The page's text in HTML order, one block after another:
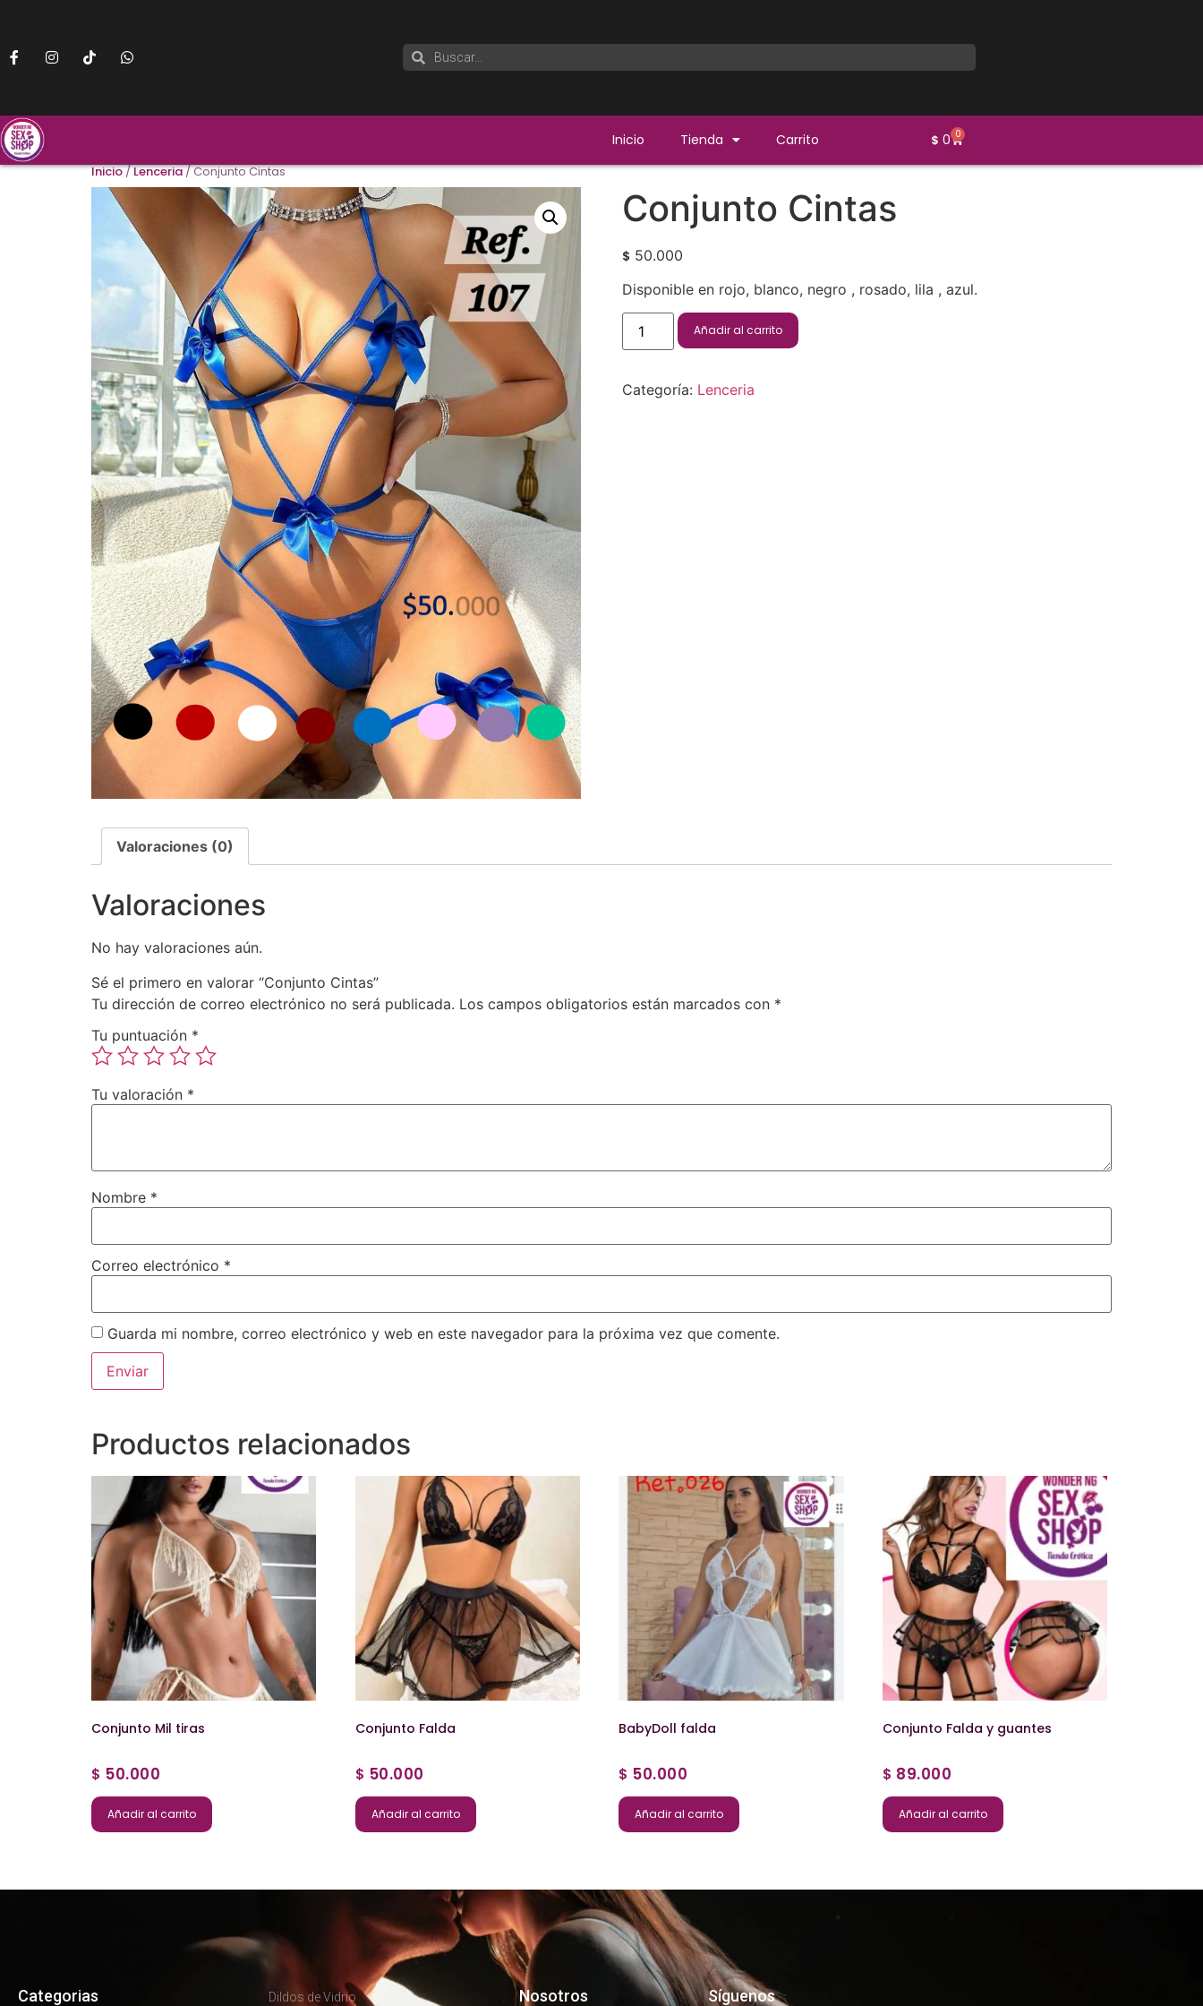
Inicio Tienda Carrito $ 0 0
Inicio/Lenceria/ Conjunto Cintas
Conjunto Cintas
$ 50.000
Disponible en rojo, blanco, negro , rosado, lila , azul.
Añadir al carrito
Categoría: Lenceria
Valoraciones (0)
Valoraciones
No hay valoraciones aún.
Sé el primero en valorar “Conjunto Cintas”
Tu dirección de correo electrónico no será publicada. Los campos obligatorios están marcados con *
Tu puntuación *
Tu valoración *
Nombre *
Correo electrónico *
Guarda mi nombre, correo electrónico y web en este navegador para la próxima vez que comente.
Productos relacionados
Conjunto Mil tiras
$ 50.000
Añadir al carrito
Conjunto Falda
$ 50.000
Añadir al carrito
BabyDoll falda
$ 50.000
Añadir al carrito
Conjunto Falda y guantes
$ 89.000
Añadir al carrito
Categorias Dildos de Vidrio Nosotros Síguenos